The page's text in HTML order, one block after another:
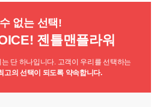
없는 선택!
젠틀맨플라워
단 하나입니다. 고객이 우리를 선택하는
고의 선택이 되도록 약속합니다.